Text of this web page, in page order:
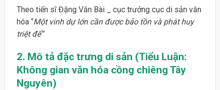
Theo tiến sĩ Đặng Văn Bài _ cục trưởng cục di sản văn
hóa “Một vinh dự lớn cần được bảo tồn và phát huy
triệt để”
2. Mô tả đặc trưng di sản (Tiểu Luận:
Không gian văn hóa cồng chiêng Tây
Nguyên)